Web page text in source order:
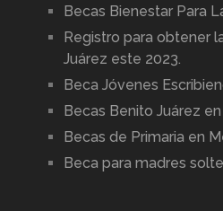
Becas Bienestar Para
Registro para obtener
Juárez este 2023.
Beca Jóvenes
Becas Benito Juárez
Becas de Primaria en
Beca para madres